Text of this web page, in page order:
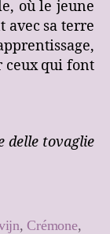
où le jeune
avec sa terre
ceux qui font
delle tovaglie
,Crémone,